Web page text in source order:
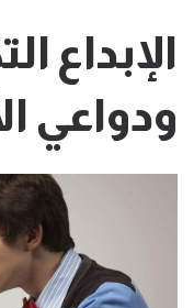
الإبداع
ودواعي